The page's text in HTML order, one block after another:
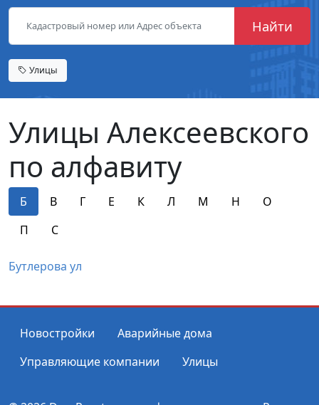
Найти
Улицы
Улицы Алексеевского
по алфавиту
Б В Г Е К Л М Н
О
П
С
Бутлерова ул
Новостройки
Аварийные дома
Управляющие компании
Улицы